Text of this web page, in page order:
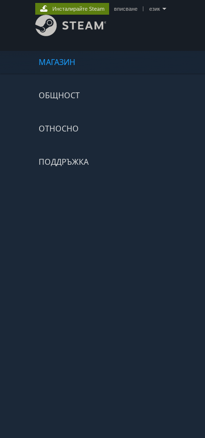
МАГАЗИН
ОБЩНОСТ
ОТНОСНО
ПОДДРЪЖКА
Инсталирайте Steam вписване език